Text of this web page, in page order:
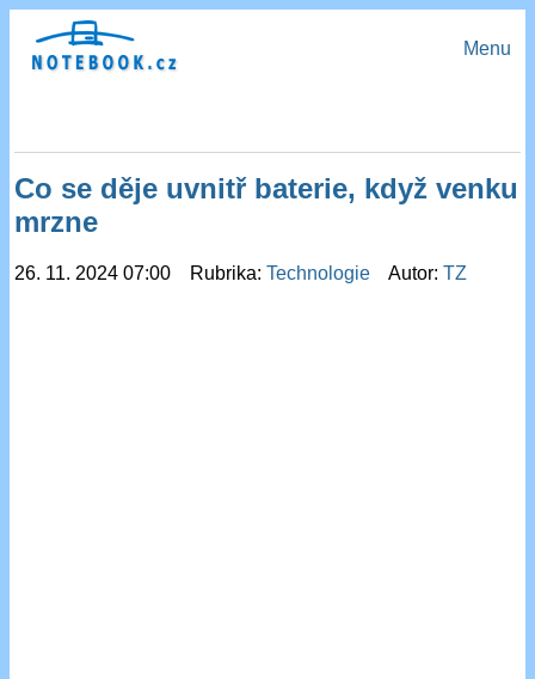
Menu
Co se děje uvnitř baterie, když venku
mrzne
26. 11. 2024 07:00 Rubrika:Technologie Autor:TZ